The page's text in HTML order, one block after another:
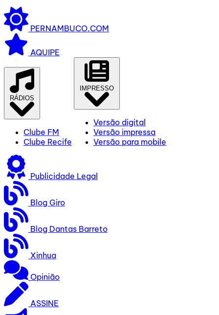
PERNAMBUCO.COM
AQUIPE
RÁDIOS
Clube FM
Clube Recife
IMPRESSO
Versão digital
Versão impressa
Versão para mobile
Publicidade Legal
Blog Giro
Blog Dantas Barreto
Xinhua
Opinião
ASSINE